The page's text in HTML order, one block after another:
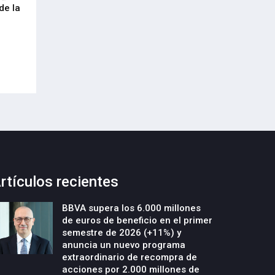
la
recientes
BBVA supera los 6.000 millones
de euros de beneficio en el primer
semestre de 2026 (+11%) y
anuncia un nuevo programa
extraordinario de recompra de
acciones por 2.000 millones de